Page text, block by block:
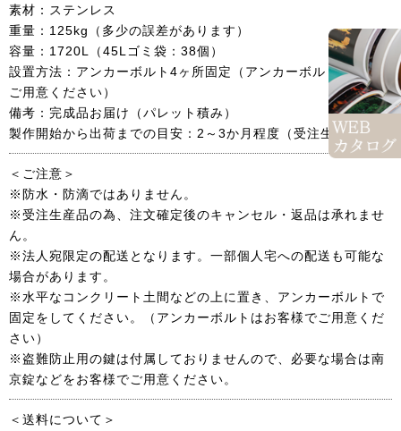
素材：ステンレス
重量：125kg（多少の誤差があります）
容量：1720L（45Lゴミ袋：38個）
設置方法：アンカーボルト4ヶ所固定（アンカーボルトは別途
ご用意ください）
備考：完成品お届け（パレット積み）
製作開始から出荷までの目安：2～3か月程度（受注生産品）
＜ご注意＞
※防水・防滴ではありません。
※受注生産品の為、注文確定後のキャンセル・返品は承れませ
ん。
※法人宛限定の配送となります。一部個人宅への配送も可能な
場合があります。
※水平なコンクリート土間などの上に置き、アンカーボルトで
固定をしてください。（アンカーボルトはお客様でご用意くだ
さい）
※盗難防止用の鍵は付属しておりませんので、必要な場合は南
京錠などをお客様でご用意ください。
＜送料について＞